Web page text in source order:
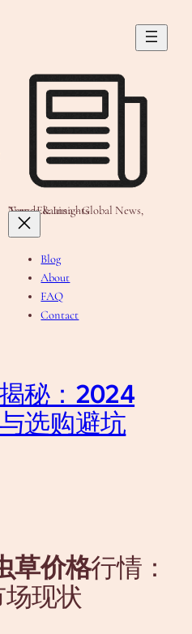
News Ekaaina - Global News, Trends & Insights
Blog
About
FAQ
Contact
秘：2024
选购避坑
草价格行情：
现状